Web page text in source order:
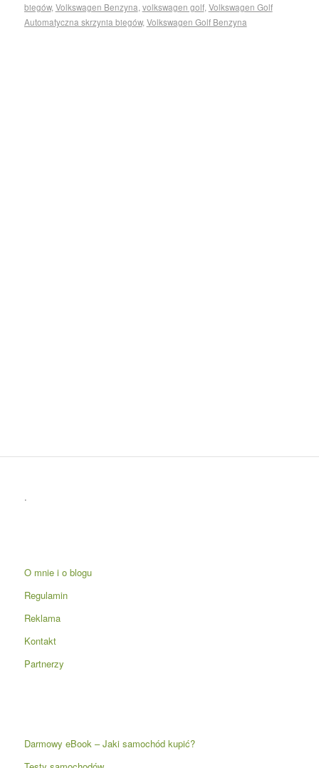
biegów, Volkswagen Benzyna volkswagen golf, Volkswagen Golf
Automatyczna skrzynia biegów, Volkswagen Golf Benzyna
.
O mnie i o blogu
Regulamin
Reklama
Kontakt
Partnerzy
Darmowy eBook – Jaki samochód kupić?